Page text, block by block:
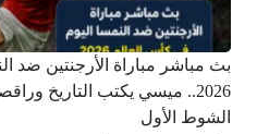
بث مباشر مباراة الأرجنتين ضد
2026.. ميسي يكتب التاريخ
الشوط الأول